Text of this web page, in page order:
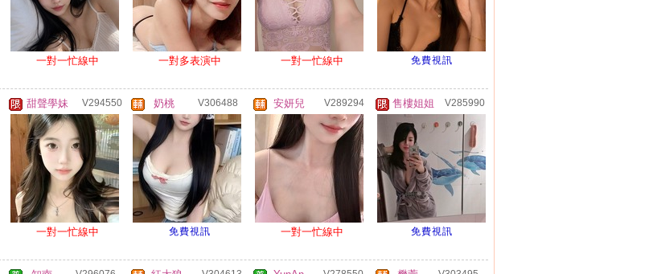
一對一忙線中 一對多表演中 一對一忙線中 免費視訊
甜聲學妹 V294550
一對一忙線中
奶桃 V306488
免費視訊
安妍兒 V289294
一對一忙線中
售樓姐姐 V285990
免費視訊